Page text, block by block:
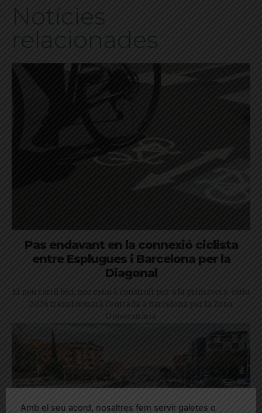
Notícies
relacionades
Pas endavant en la connexió ciclista
entre Esplugues i Barcelona per la
Diagonal
El nou carril bici, que estarà construït per a la primavera-estiu
2026 transformarà l’entrada a Barcelona per la Zona
Universitària
Amb el seu acord, nosaltres fem servir galetes o